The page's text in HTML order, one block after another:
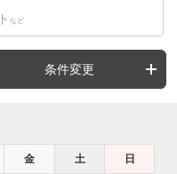
など
条件変更
金 土 日